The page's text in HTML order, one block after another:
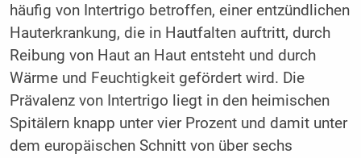
häufig von Intertrigo betroffen, einer entzündlichen
Hauterkrankung, die in Hautfalten auftritt, durch
Reibung von Haut an Haut entsteht und durch
Wärme und Feuchtigkeit gefördert wird. Die
Prävalenz von Intertrigo liegt in den heimischen
Spitälern knapp unter vier Prozent und damit unter
dem europäischen Schnitt von über sechs